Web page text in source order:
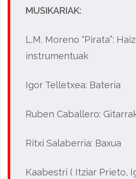
MUSIKARIAK:
L.M. Moreno “Pirata”:
instrumentuak
Igor Telletxea: Bateria
Ruben Caballero:
Ritxi Salaberria: Baxua
Kaabestri ( Itziar Prieto,